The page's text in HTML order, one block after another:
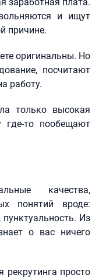
и ищут
причине.
оригинальны. Но
посчитают
работу.
только высокая
где-то пообещают
качества,
понятий вроде:
пунктуальность. Из
о вас ничего
рекрутинга просто